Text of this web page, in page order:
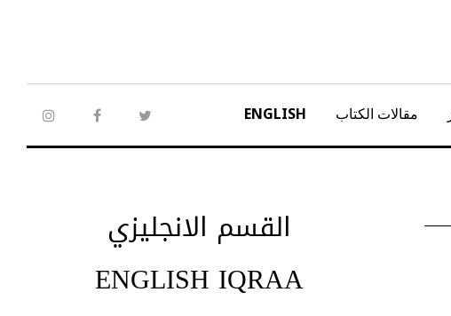
twitter
facebook
مقالات الكتاب ENGLISH
القسم الانجليزي
ENGLISH IQRAA